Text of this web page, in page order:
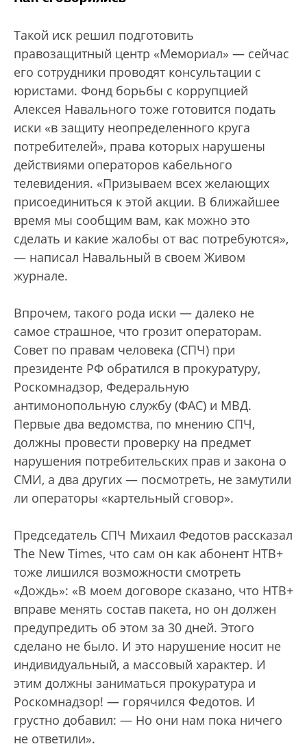
Такой иск решил подготовить
правозащитный центр «Мемориал» — сейчас
его сотрудники проводят консультации с
юристами. Фонд борьбы с коррупцией
Алексея Навального тоже готовится подать
иски «в защиту неопределенного круга
потребителей», права которых нарушены
действиями операторов кабельного
телевидения. «Призываем всех желающих
присоединиться к этой акции. В ближайшее
время мы сообщим вам, как можно это
сделать и какие жалобы от вас потребуются»,
— написал Навальный в своем Живом
журнале.
Впрочем, такого рода иски — далеко не
самое страшное, что грозит операторам.
Совет по правам человека (СПЧ) при
президенте РФ обратился в прокуратуру,
Роскомнадзор, Федеральную
антимонопольную службу (ФАС) и МВД.
Первые два ведомства, по мнению СПЧ,
должны провести проверку на предмет
нарушения потребительских прав и закона о
СМИ, а два других — посмотреть, не замутили
ли операторы «картельный сговор».
Председатель СПЧ Михаил Федотов рассказал
The New Times, что сам он как абонент НТВ+
тоже лишился возможности смотреть
«Дождь»: «В моем договоре сказано, что НТВ+
вправе менять состав пакета, но он должен
предупредить об этом за 30 дней. Этого
сделано не было. И это нарушение носит не
индивидуальный, а массовый характер. И
этим должны заниматься прокуратура и
Роскомнадзор! — горячился Федотов. И
грустно добавил: — Но они нам пока ничего
не ответили».